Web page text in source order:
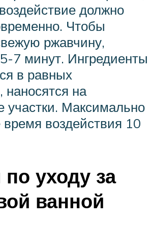
должно
Чтобы
ржавчину,
7 минут. Ингредиенты
в равных
наносятся на
участки. Максимально
воздействия 10
уходу за
ванной